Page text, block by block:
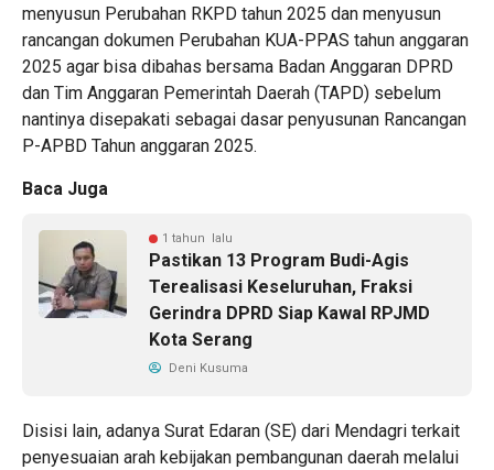
menyusun Perubahan RKPD tahun 2025 dan menyusun
rancangan dokumen Perubahan KUA-PPAS tahun anggaran
2025 agar bisa dibahas bersama Badan Anggaran DPRD
dan Tim Anggaran Pemerintah Daerah (TAPD) sebelum
nantinya disepakati sebagai dasar penyusunan Rancangan
P-APBD Tahun anggaran 2025.
Baca Juga
1 tahun lalu
Pastikan 13 Program Budi-Agis
Terealisasi Keseluruhan, Fraksi
Gerindra DPRD Siap Kawal RPJMD
Kota Serang
Deni Kusuma
Disisi lain, adanya Surat Edaran (SE) dari Mendagri terkait
penyesuaian arah kebijakan pembangunan daerah melalui